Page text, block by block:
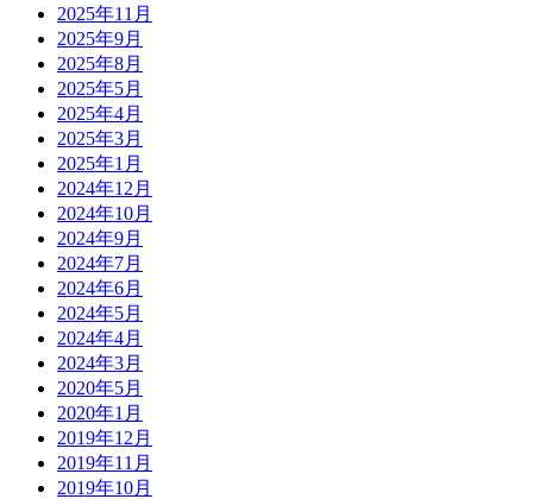
2025年11月
2025年9月
2025年8月
2025年5月
2025年4月
2025年3月
2025年1月
2024年12月
2024年10月
2024年9月
2024年7月
2024年6月
2024年5月
2024年4月
2024年3月
2020年5月
2020年1月
2019年12月
2019年11月
2019年10月